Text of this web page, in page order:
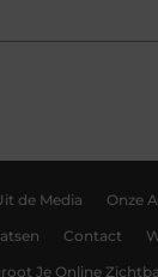
de Media Onze
Contact
Je Online